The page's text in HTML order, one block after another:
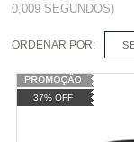
0,009 SEGUNDOS)
ORDENAR POR:
37% OFF